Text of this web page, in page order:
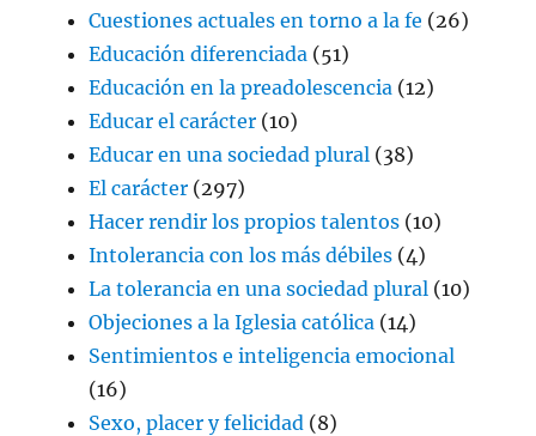
Cuestiones actuales en torno a la fe (26)
Educación diferenciada (51)
Educación en la preadolescencia (12)
Educar el carácter (10)
Educar en una sociedad plural (38)
El carácter (297)
Hacer rendir los propios talentos (10)
Intolerancia con los más débiles (4)
La tolerancia en una sociedad plural (10)
Objeciones a la Iglesia católica (14)
Sentimientos e inteligencia emocional
(16)
Sexo, placer y felicidad (8)